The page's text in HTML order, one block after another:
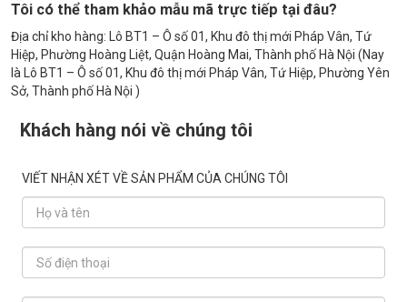
Tôi có thể tham khảo mẫu mã trực tiếp tại đâu?
Địa chỉ kho hàng: Lô BT1 – Ô số 01, Khu đô thị mới Pháp Vân, Tứ
Hiệp, Phường Hoàng Liệt, Quận Hoàng Mai, Thành phố Hà Nội (Nay
là Lô BT1 – Ô số 01, Khu đô thị mới Pháp Vân, Tứ Hiệp, Phường Yên
Sở, Thành phố Hà Nội )
Khách hàng nói về chúng tôi
VIẾT NHẬN XÉT VỀ SẢN PHẨM CỦA CHÚNG TÔI